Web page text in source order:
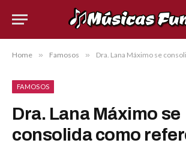
Home » Famosos » Dra. Lana Máximo se consolida como referência em Full Face estratégico
FAMOSOS
Dra. Lana Máximo se
consolida como